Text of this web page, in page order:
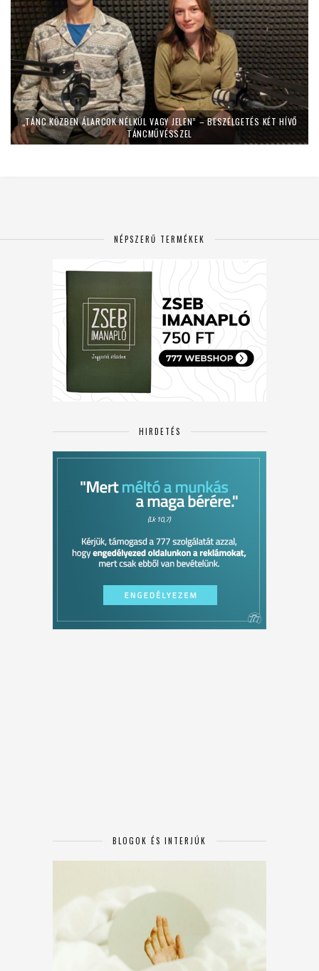
„TÁNC KÖZBEN ÁLARCOK NÉLKÜL VAGY JELEN” – BESZÉLGETÉS KÉT HÍVŐ
TÁNCMŰVÉSSZEL
NÉPSZERŰ TERMÉKEK
HIRDETÉS
BLOGOK ÉS INTERJÚK